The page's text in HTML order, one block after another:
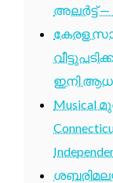
അലർട്ട്
കേരള
ഇനി
Musical